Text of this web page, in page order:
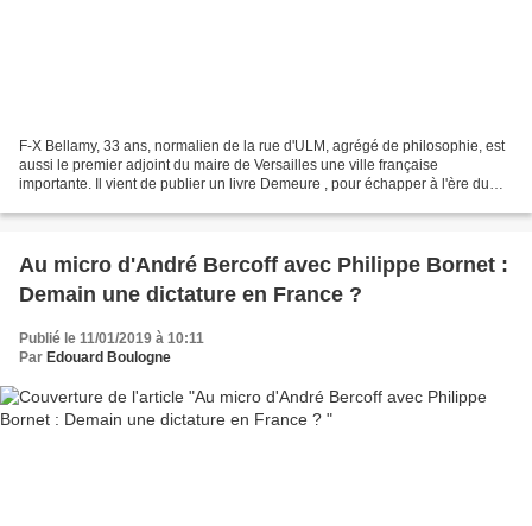
F-X Bellamy, 33 ans, normalien de la rue d'ULM, agrégé de philosophie, est
aussi le premier adjoint du maire de Versailles une ville française
importante. Il vient de publier un livre Demeure , pour échapper à l'ère du
Au micro d'André Bercoff avec Philippe Bornet :
Demain une dictature en France ?
Publié le 11/01/2019 à 10:11
Par Edouard Boulogne